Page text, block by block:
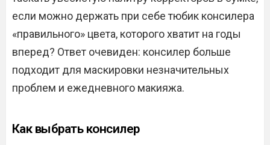
если можно держать при себе тюбик консилера
«правильного» цвета, которого хватит на годы
вперед? Ответ очевиден: консилер больше
подходит для маскировки незначительных
проблем и ежедневного макияжа.
Как выбрать консилер